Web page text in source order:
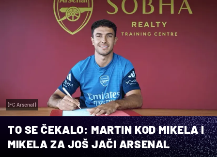
(FC Arsenal)
TO SE ČEKALO: MARTIN KOD MIKELA I
MIKELA ZA JOŠ JAČI ARSENAL